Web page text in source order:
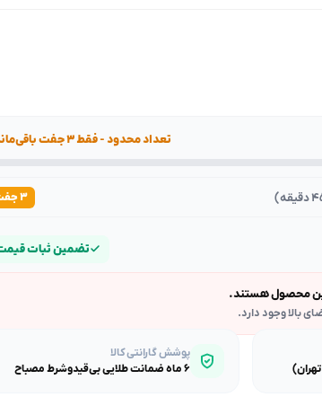
تعداد محدود - فقط ۳ جفت باقی‌مانده
۳ جفت
تضمین ثبات
محصول هستند.
بالا وجود دارد.
پوشش گارانتی کالا
۶ ماه ضمانت طلایی بی‌قیدوشرط مصباح